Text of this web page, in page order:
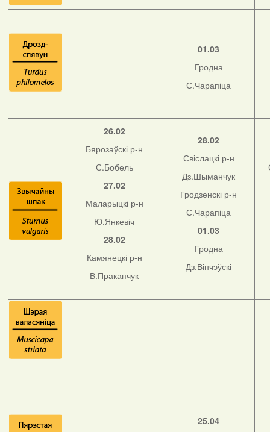
01.03
Гродна
С.Чарапіца
26.02
Бярозаўскі р-н
С.Бобель
27.02
Маларыцкі р-н
Ю.Янкевіч
28.02
Камянецкі р-н
В.Пракапчук
28.02
Свіслацкі р-н
Дз.Шыманчук
Гродзенскі р-н
С.Чарапіца
01.03
Гродна
Дз.Вінчэўскі
25.04